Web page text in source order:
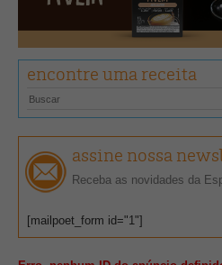
encontre uma receita
assine nossa
Receba as novidades da
[mailpoet_form id="1"]